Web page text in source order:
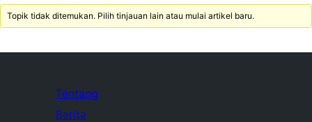
Topik tidak ditemukan. Pilih tinjauan lain atau mulai artikel baru.
Tentang
Berita